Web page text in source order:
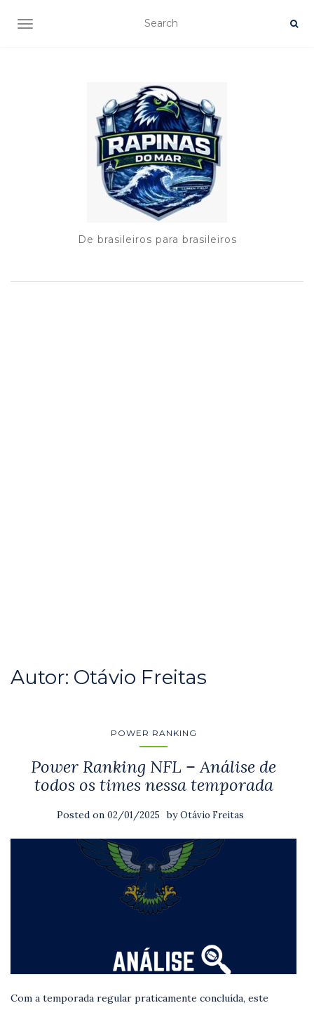
TOGGLE NAVIGATION
De brasileiros para brasileiros
Autor: Otávio Freitas
POWER RANKING
Power Ranking NFL – Análise de
todos os times nessa temporada
Posted on 02/01/2025 byOtávio Freitas
Com a temporada regular praticamente concluída, este